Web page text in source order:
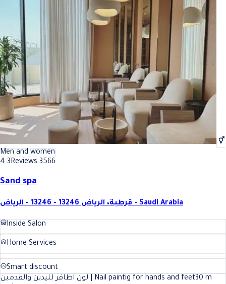
Men and women
4.3Reviews 3566
Sand spa
قرطبة، الرياض 13246 - 13246 - الرياض - Saudi Arabia
Inside Salon
Home Services
Smart discount
لون اظافر لليدين والقدمين | Nail paintig for hands and feet30 m